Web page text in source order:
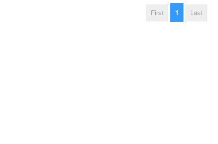
First 1 Last